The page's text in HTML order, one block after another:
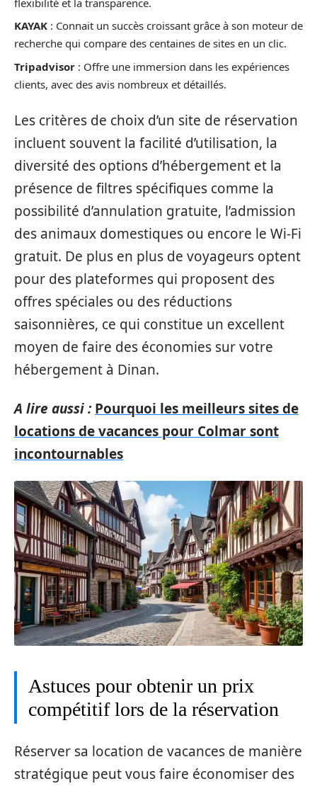
KAYAK : Connait un succès croissant grâce à son moteur de
recherche qui compare des centaines de sites en un clic.
Tripadvisor : Offre une immersion dans les expériences
clients, avec des avis nombreux et détaillés.
Les critères de choix d’un site de réservation
incluent souvent la facilité d’utilisation, la
diversité des options d’hébergement et la
présence de filtres spécifiques comme la
possibilité d’annulation gratuite, l’admission
des animaux domestiques ou encore le Wi-Fi
gratuit. De plus en plus de voyageurs optent
pour des plateformes qui proposent des
offres spéciales ou des réductions
saisonnières, ce qui constitue un excellent
moyen de faire des économies sur votre
hébergement à Dinan.
A lire aussi : Pourquoi les meilleurs sites de
locations de vacances pour Colmar sont
incontournables
Astuces pour obtenir un prix
compétitif lors de la réservation
Réserver sa location de vacances de manière
stratégique peut vous faire économiser des